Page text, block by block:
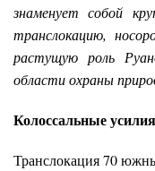
знаменует собой
транслокацию,
растущую роль
области охраны
Колоссальные
Транслокация 70